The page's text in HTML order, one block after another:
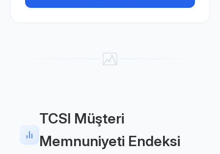
TCSI Müşteri
Memnuniyeti Endeksi